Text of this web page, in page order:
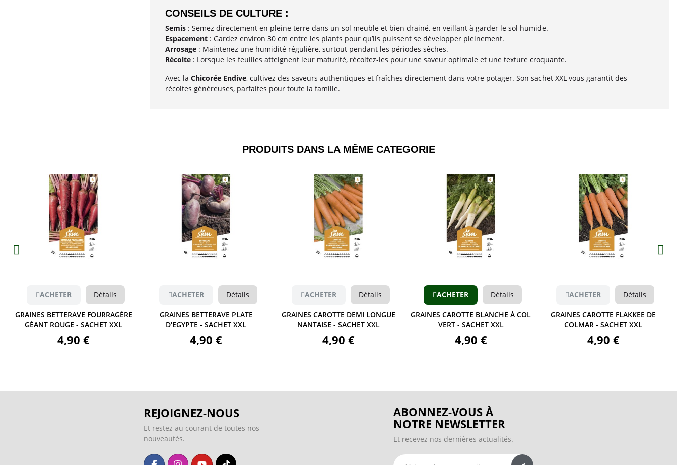
CONSEILS DE CULTURE :
Semis: Semez directement en pleine terre dans un sol meuble et bien drainé, en veillant à garder le sol humide.
Espacement: Gardez environ 30 cm entre les plants pour qu’ils puissent se développer pleinement.
Arrosage: Maintenez une humidité régulière, surtout pendant les périodes sèches.
Récolte: Lorsque les feuilles atteignent leur maturité, récoltez-les pour une saveur optimale et une texture croquante.
Avec la Chicorée Endive, cultivez des saveurs authentiques et fraîches directement dans votre potager. Son sachet XXL vous garantit des
récoltes généreuses, parfaites pour toute la famille.
PRODUITS DANS LA MÊME CATEGORIE​
Aperçu
ACHETER Détails
GRAINES BETTERAVE FOURRAGÈRE
GÉANT ROUGE - SACHET XXL
4,90 €
Aperçu
ACHETER Détails
GRAINES BETTERAVE PLATE
D'EGYPTE - SACHET XXL
4,90 €
Aperçu
ACHETER Détails
GRAINES CAROTTE DEMI LONGUE
NANTAISE - SACHET XXL
4,90 €
Aperçu
ACHETER Détails
GRAINES CAROTTE BLANCHE À COL
VERT - SACHET XXL
4,90 €
Aperçu
ACHETER Détails
GRAINES CAROTTE FLAKKEE DE
COLMAR - SACHET XXL
4,90 €
REJOIGNEZ-NOUS
Et restez au courant de toutes nos
nouveautés.
ABONNEZ-VOUS À
NOTRE NEWSLETTER
Et recevez nos dernières actualités.